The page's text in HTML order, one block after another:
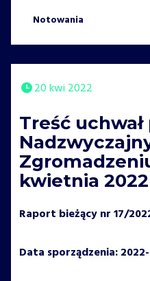
Notowania
20 kwi 2022
Treść
kwietnia
Raport bieżący nr 17/
Data sporządzenia: